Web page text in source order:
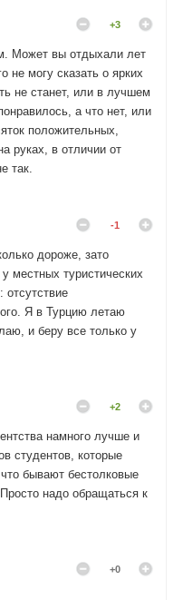
+3
Может вы отдыхали лет
не могу сказать о ярких
не станет, или в лучшем
а что нет, или
положительных,
руках, в отличии от
так.
-1
дороже, зато
местных туристических
отсутствие
Я в Турцию летаю
и беру все только у
+2
намного лучше и
студентов, которые
бывают бестолковые
надо обращаться к
+0